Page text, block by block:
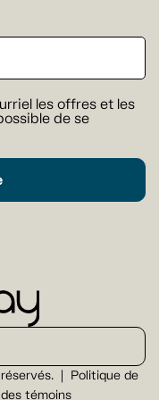
les offres et les
de se
Politique de
témoins